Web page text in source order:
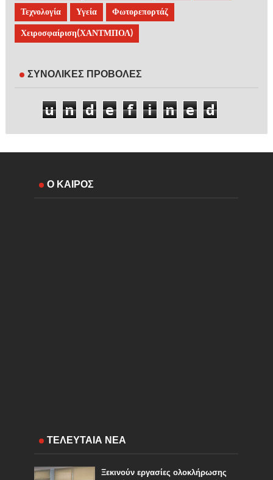
Τεχνολογία Υγεία Φωτορεπορτάζ
Χειροσφαίριση(ΧΑΝΤΜΠΟΛ)
ΣΥΝΟΛΙΚΕΣ ΠΡΟΒΟΛΕΣ
u n d e f i n e d
Ο ΚΑΙΡΟΣ
ΤΕΛΕΥΤΑΙΑ ΝΕΑ
Ξεκινούν εργασίες ολοκλήρωσης